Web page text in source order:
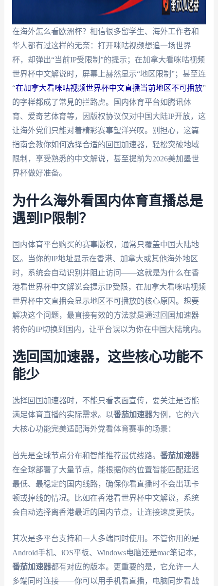
在海外怎么看欧洲杯？相信很多留学生、海外工作者和
华人都有过这样的无奈：打开咪咕视频想追一场世界
杯，却弹出“当前IP受限制”的提示；在加拿大看咪咕视频
世界杯中文解说时，屏幕上赫然显示“地区限制”；甚至连
“在加拿大看咪咕视频世界杯中文直播当前地区不可播放”
的字样都成了常見的拦路虎。国内体育平台如腾讯体
育、爱奇艺体育等，因版权协议仅对中国大陆IP开放，这
让海外党们只能对着精彩赛事望洋兴叹。别担心，这篇
指南会教你如何选择合适的回国加速器，轻松突破地域
限制，享受熟悉的中文解说，甚至提前为2026美加墨世
界杯做好准备。
为什么海外看国内体育直播总是
遇到IP限制？
国内体育平台购买的赛事版权，通常只覆盖中国大陆地
区。当你的IP地址显示在香港、加拿大或其他海外地区
时，系统会自动识别并阻止访问——这就是为什么在香
港看世界杯中文解说会提示IP受限，在加拿大看咪咕视频
世界杯中文直播会显示地区不可播放的核心原因。想要
解决这个问题，最直接有效的方法就是通过回国加速器
将你的IP切换到国内，让平台误以为你在中国大陆境内。
选回国加速器，这些核心功能不
能少
选择回国加速器时，不能只看表面宣传，要关注是否能
满足体育直播的实际需求。以番茄加速器为例，它的六
大核心功能完美适配海外党看体育赛事的场景：
首先是全球节点分布和智能推荐最优线路。 番茄加速器
在全球部署了大量节点，能根据你的位置智能匹配延迟
最低、最稳定的国内线路，确保你看直播时不会出现卡
顿或掉线的情况。比如在香港看世界杯中文解说，系统
会自动选择离香港最近的国内节点，让连接速度更快。
其次是多平台支持和一人多端同时使用。不管你用的是
Android手机、iOS平板、Windows电脑还是mac笔记本，
番茄加速器都有对应的版本。更重要的是，它允许一人
多端同时连接——你可以用手机看直播，电脑同步看战